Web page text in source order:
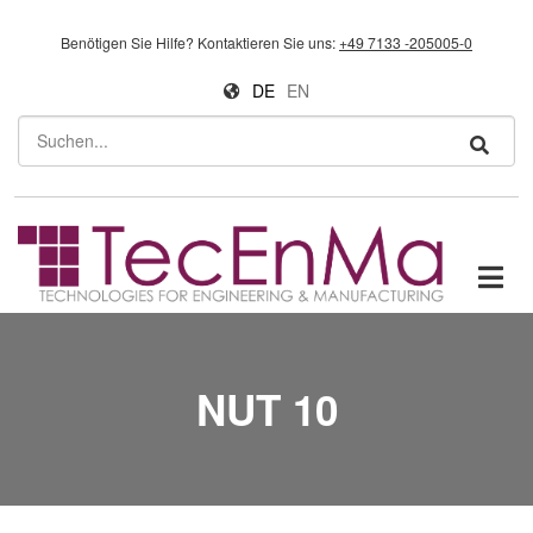
Benötigen Sie Hilfe? Kontaktieren Sie uns:+49 7133 -205005-0
DE EN
Suchen
NUT 10